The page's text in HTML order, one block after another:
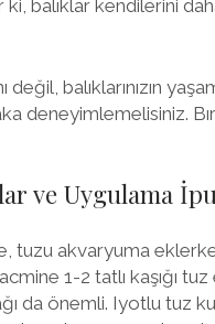
balıklar kendilerini
balıklarınızın
ve Uygulama
tuzu akvaryuma
1-2 tatlı kaşığı
da önemli. Iyotlu tuz